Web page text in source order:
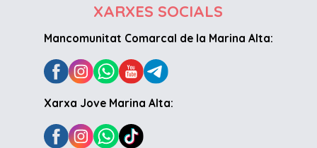
XARXES SOCIALS
Mancomunitat Comarcal de la Marina Alta:
Xarxa Jove Marina Alta: